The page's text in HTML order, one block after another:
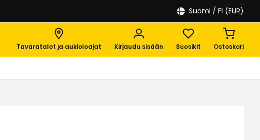
Suomi / FI (EUR)
Tavaratalot ja aukioloajat Kirjaudu sisään Suosikit Ostoskori